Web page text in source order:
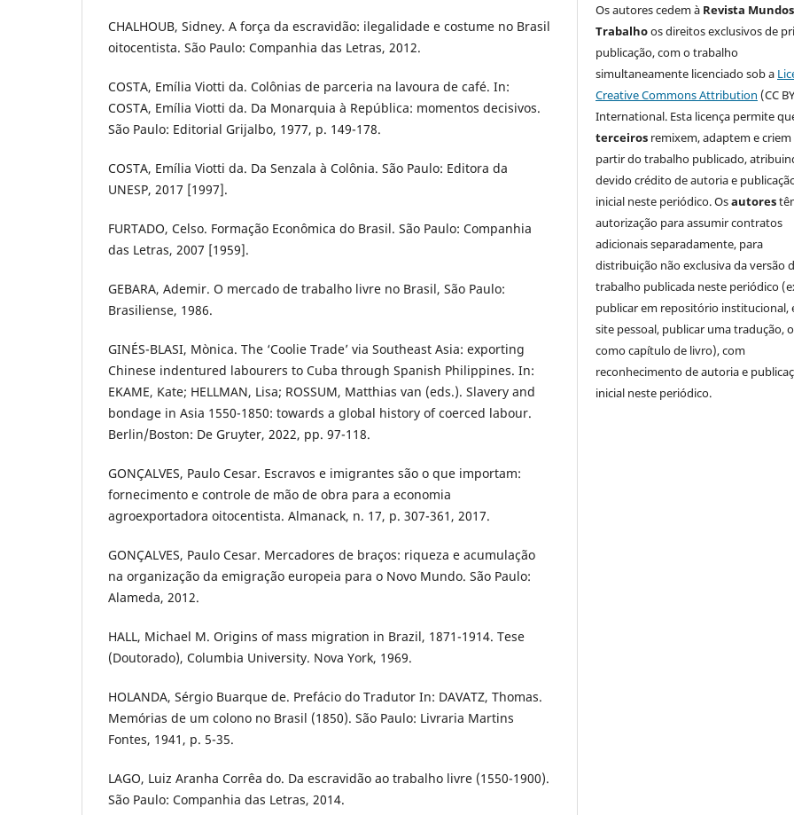
CHALHOUB, Sidney. A força da escravidão: ilegalidade e costume no Brasil
oitocentista. São Paulo: Companhia das Letras, 2012.
COSTA, Emília Viotti da. Colônias de parceria na lavoura de café. In:
COSTA, Emília Viotti da. Da Monarquia à República: momentos decisivos.
São Paulo: Editorial Grijalbo, 1977, p. 149-178.
COSTA, Emília Viotti da. Da Senzala à Colônia. São Paulo: Editora da
UNESP, 2017 [1997].
FURTADO, Celso. Formação Econômica do Brasil. São Paulo: Companhia
das Letras, 2007 [1959].
GEBARA, Ademir. O mercado de trabalho livre no Brasil, São Paulo:
Brasiliense, 1986.
GINÉS-BLASI, Mònica. The ‘Coolie Trade’ via Southeast Asia: exporting
Chinese indentured labourers to Cuba through Spanish Philippines. In:
EKAME, Kate; HELLMAN, Lisa; ROSSUM, Matthias van (eds.). Slavery and
bondage in Asia 1550-1850: towards a global history of coerced labour.
Berlin/Boston: De Gruyter, 2022, pp. 97-118.
GONÇALVES, Paulo Cesar. Escravos e imigrantes são o que importam:
fornecimento e controle de mão de obra para a economia
agroexportadora oitocentista. Almanack, n. 17, p. 307-361, 2017.
GONÇALVES, Paulo Cesar. Mercadores de braços: riqueza e acumulação
na organização da emigração europeia para o Novo Mundo. São Paulo:
Alameda, 2012.
HALL, Michael M. Origins of mass migration in Brazil, 1871-1914. Tese
(Doutorado), Columbia University. Nova York, 1969.
HOLANDA, Sérgio Buarque de. Prefácio do Tradutor In: DAVATZ, Thomas.
Memórias de um colono no Brasil (1850). São Paulo: Livraria Martins
Fontes, 1941, p. 5-35.
LAGO, Luiz Aranha Corrêa do. Da escravidão ao trabalho livre (1550-1900).
São Paulo: Companhia das Letras, 2014.
Os autores cedem à Revista
Trabalhoos direitos exclusivos de
publicação, com o trabalho
simultaneamente licenciado sob a
Creative Commons Attribution (CC
International. Esta licença permite
terceiros remixem, adaptem e criem
partir do trabalho publicado,
devido crédito de autoria e
inicial neste periódico. Osautores
autorização para assumir contratos
adicionais separadamente, para
distribuição não exclusiva da versão
trabalho publicada neste periódico
publicar em repositório institucional,
site pessoal, publicar uma tradução,
como capítulo de livro), com
reconhecimento de autoria e
inicial neste periódico.